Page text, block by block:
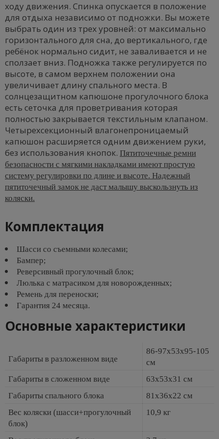
ходу движения. Спинка опускается в положение
для отдыха независимо от подножки. Вы можете
выбрать один из трех уровней: от максимально
горизонтального для сна, до вертикального, где
ребёнок нормально сидит, не заваливается и не
сползает вниз. Подножка также регулируется по
высоте, в самом верхнем положении она
увеличивает длину спального места. В
солнцезащитном капюшоне прогулочного блока
есть сеточка для проветривания которая
полностью закрывается текстильным клапаном.
Четырехсекционный влагонепроницаемый
капюшон расширяется одним движением руки,
без использования кнопок. Пятиточечные ремни
безопасности с мягкими накладками имеют простую
систему регулировки по длине и высоте. Надежный
пятиточечный замок не даст малышу выскользнуть из
коляски.
Комплектация
Шасси со съемными колесами;
Бампер;
Реверсивный прогулочный блок;
Люлька с матрасиком для новорожденных;
Ремень для переноски;
Гарантия 24 месяца.
Основные характеристики
Габариты в разложенном виде
86-97х53х95-105
см
Габариты в сложенном виде
63х53х31 см
Габариты спального блока
81х36х22 см
Вес коляски (шасси+прогулочный
блок)
10,9 кг